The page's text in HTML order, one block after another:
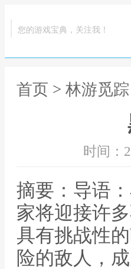
您的游戏宝典，关注我！
首页 > 林游觅踪
时间：
摘要：导语
家将迎接许
具有挑战性
险的敌人，